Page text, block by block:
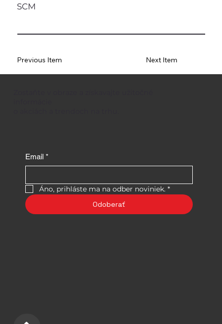
SCM
Previous Item Next Item
Email *
Áno, prihláste ma na odber noviniek. *
Odoberať